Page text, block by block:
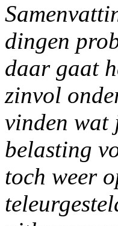
dingen
daar gaat
zinvol
vinden wat
belasting
toch weer